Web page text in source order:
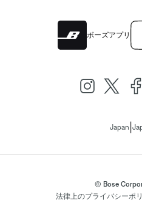
ボーズアプリ
Japan
© Bose
法律上のプライバシーポ